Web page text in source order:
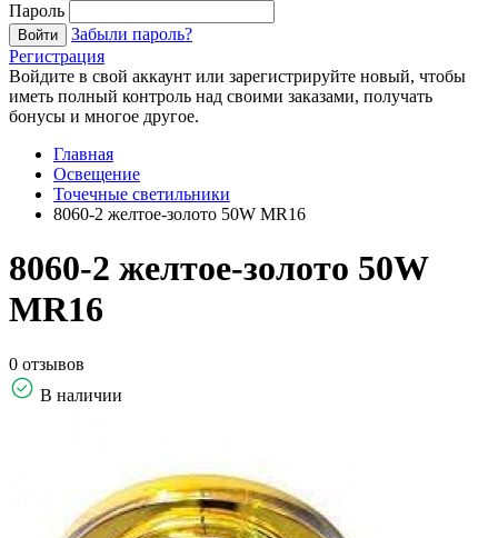
Пароль
Войти
Забыли пароль?
Регистрация
Войдите в свой аккаунт или зарегистрируйте новый, чтобы
иметь полный контроль над своими заказами, получать
бонусы и многое другое.
Главная
Освещение
Точечные светильники
8060-2 желтое-золотo 50W MR16
8060-2 желтое-золотo 50W
MR16
0 отзывов
В наличии